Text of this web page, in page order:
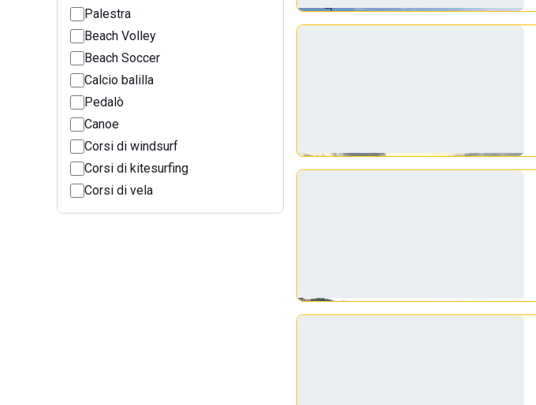
Palestra
Beach Volley
Beach Soccer
Calcio balilla
Pedalò
Canoe
Corsi di windsurf
Corsi di kitesurfing
Corsi di vela